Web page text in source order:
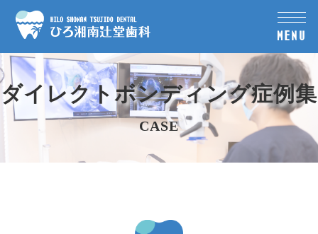
MENU
ダイレクトボンディング症例集
CASE